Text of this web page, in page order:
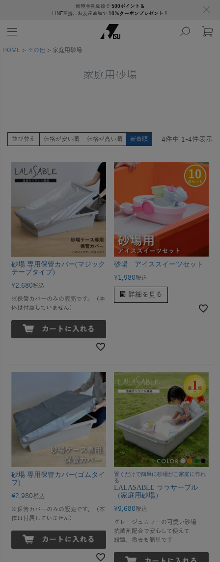
新規会員登録で 500ポイント＆
LINE連携、お友達追加で 10％クーポンプレゼント！
HOME その他 家庭用砂場
家庭用砂場
並び替え 価格が安い順 価格が高い順 新着順 4件中 1 -4件表示
砂場 専用保管カバー(マジック
テープタイプ)
¥2,680税込
※保管カバーのみの販売です。（本
体は付属していません）
砂場 アイススイーツセット
¥1,980税込
詳細を見る
砂場 専用保管カバー(ゴムタイ
プ)
¥2,980税込
※保管カバーのみの販売です。（本
体は付属していません）
置くだけで簡単に砂場がご家庭に作れ
る
LALASABLE ララサーブル
（家庭用砂場）
¥9,680税込
グレージュカラーの可愛い砂場
抗菌剤配合で安心して使えて
設置、撤去も簡単です